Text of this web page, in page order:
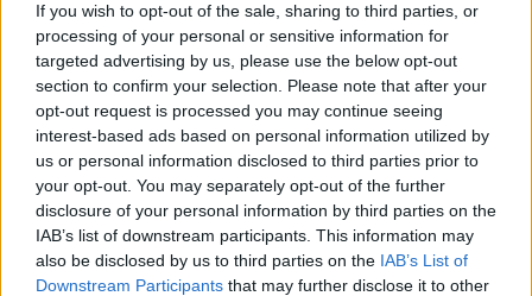
If you wish to opt-out of the sale, sharing to third parties, or
processing of your personal or sensitive information for
targeted advertising by us, please use the below opt-out
section to confirm your selection. Please note that after your
opt-out request is processed you may continue seeing
interest-based ads based on personal information utilized by
us or personal information disclosed to third parties prior to
your opt-out. You may separately opt-out of the further
disclosure of your personal information by third parties on the
IAB’s list of downstream participants. This information may
also be disclosed by us to third parties on the IAB’s List of
Downstream Participants that may further disclose it to other
sekundės.
Susiję straipsniai